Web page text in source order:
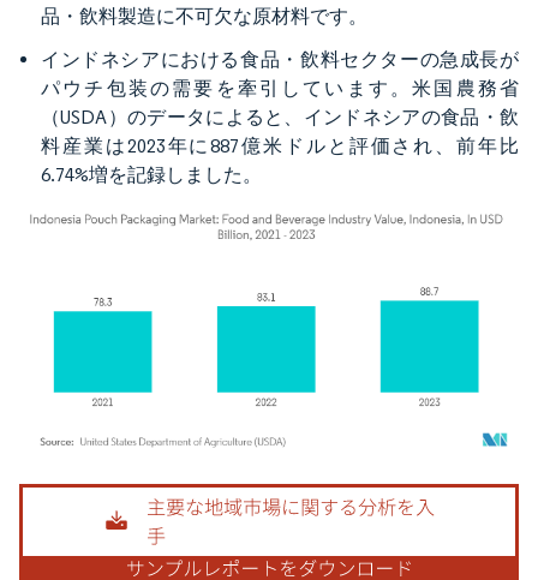
品・飲料製造に不可欠な原材料です。
インドネシアにおける食品・飲料セクターの急成長が
パウチ包装の需要を牽引しています。米国農務省
（USDA）のデータによると、インドネシアの食品・飲
料産業は2023年に887億米ドルと評価され、前年比
6.74%増を記録しました。
画像 © Mordor Intelligence。再利用にはCC BY 4.0の表示が必要です。